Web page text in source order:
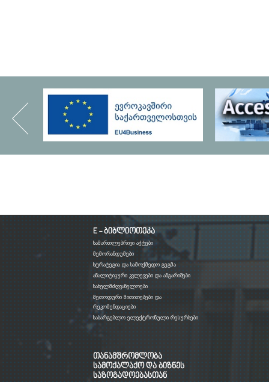
E - ბიბლიოთეკა
სამართლებრივი აქტები
მემორანდუმები
სტრატეგია და სამოქმედო გეგმა
ანალიტიკური კვლევები და ანგარიშები
სახელმძღვანელოები
მეთოდური მითითებები და
რეკომენდაციები
სასარგებლო ელექტრონული რესურსები
თანამშრომლობა
სამოქალაქო და ბიზნეს
საზოგადოებასთან